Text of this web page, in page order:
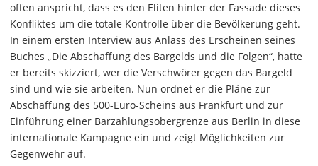
offen anspricht, dass es den Eliten hinter der Fassade dieses
Konfliktes um die totale Kontrolle über die Bevölkerung geht.
In einem ersten Interview aus Anlass des Erscheinen seines
Buches „Die Abschaffung des Bargelds und die Folgen“, hatte
er bereits skizziert, wer die Verschwörer gegen das Bargeld
sind und wie sie arbeiten. Nun ordnet er die Pläne zur
Abschaffung des 500-Euro-Scheins aus Frankfurt und zur
Einführung einer Barzahlungsobergrenze aus Berlin in diese
internationale Kampagne ein und zeigt Möglichkeiten zur
Gegenwehr auf.